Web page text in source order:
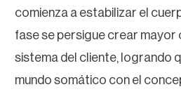
comienza a estabilizar el
fase se persigue crear mayor
sistema del cliente, logrando
mundo somático con el